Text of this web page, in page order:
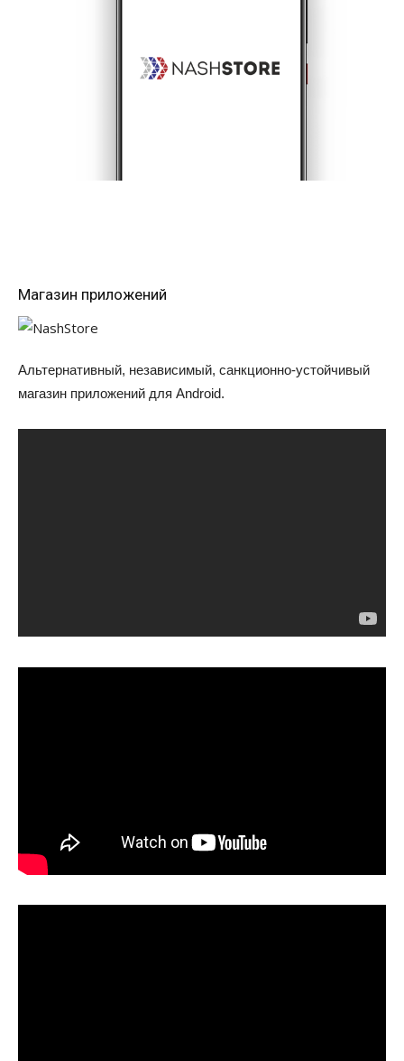
Магазин приложений
Альтернативный, независимый, санкционно-устойчивый
магазин приложений для Android.